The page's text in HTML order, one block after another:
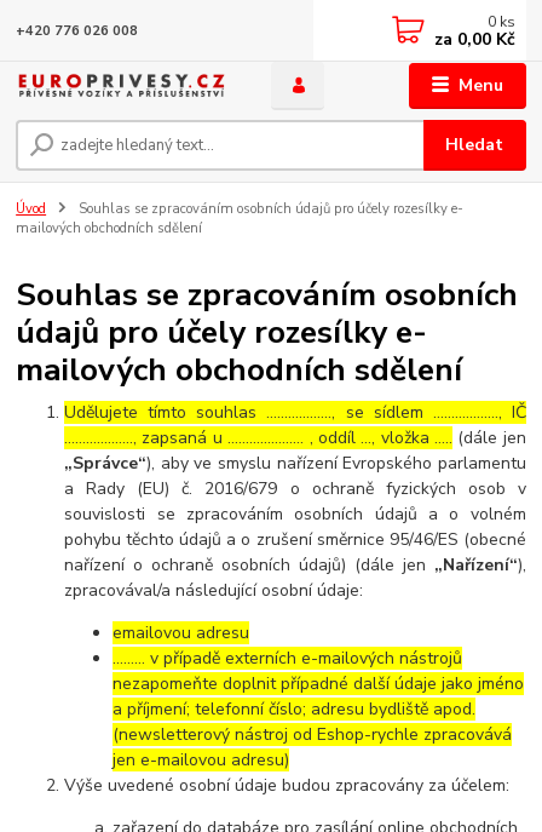
Menu
Hledat
+420 776 026 008 0 ks
za 0,00 Kč
Úvod
Souhlas se zpracováním osobních údajů pro účely rozesílky e-
mailových obchodních sdělení
Souhlas se zpracováním osobních
údajů pro účely rozesílky e-
mailových obchodních sdělení
Udělujete tímto souhlas ……………..., se sídlem ………………, IČ
………………., zapsaná u ………………… , oddíl …, vložka ….. (dále jen
„Správce“), aby ve smyslu nařízení Evropského parlamentu
a Rady (EU) č. 2016/679 o ochraně fyzických osob v
souvislosti se zpracováním osobních údajů a o volném
pohybu těchto údajů a o zrušení směrnice 95/46/ES (obecné
nařízení o ochraně osobních údajů) (dále jen „Nařízení“),
zpracovával/a následující osobní údaje:
emailovou adresu
……… v případě externích e-mailových nástrojů
nezapomeňte doplnit případné další údaje jako jméno
a příjmení; telefonní číslo; adresu bydliště apod.
(newsletterový nástroj od Eshop-rychle zpracovává
jen e-mailovou adresu)
Výše uvedené osobní údaje budou zpracovány za účelem:
zařazení do databáze pro zasílání online obchodních